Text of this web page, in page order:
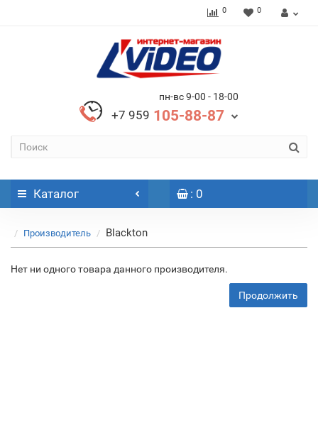
0 0
пн-вс 9-00 - 18-00
+7 959 105-88-87
Каталог : 0
Производитель Blackton
Нет ни одного товара данного производителя.
Продолжить